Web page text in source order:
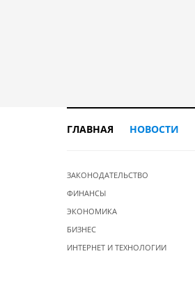
ГЛАВНАЯ НОВОСТИ
ЗАКОНОДАТЕЛЬСТВО
ФИНАНСЫ
ЭКОНОМИКА
БИЗНЕС
ИНТЕРНЕТ И ТЕХНОЛОГИИ